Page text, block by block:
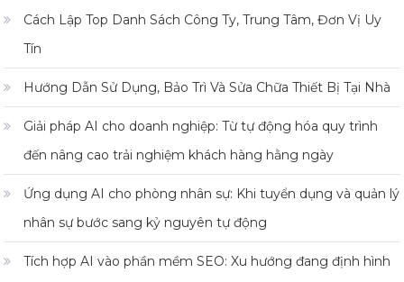
Cách Lập Top Danh Sách Công Ty, Trung Tâm, Đơn Vị Uy
Tín
Hướng Dẫn Sử Dụng, Bảo Trì Và Sửa Chữa Thiết Bị Tại Nhà
Giải pháp AI cho doanh nghiệp: Từ tự động hóa quy trình
đến nâng cao trải nghiệm khách hàng hằng ngày
Ứng dụng AI cho phòng nhân sự: Khi tuyển dụng và quản lý
nhân sự bước sang kỷ nguyên tự động
Tích hợp AI vào phần mềm SEO: Xu hướng đang định hình